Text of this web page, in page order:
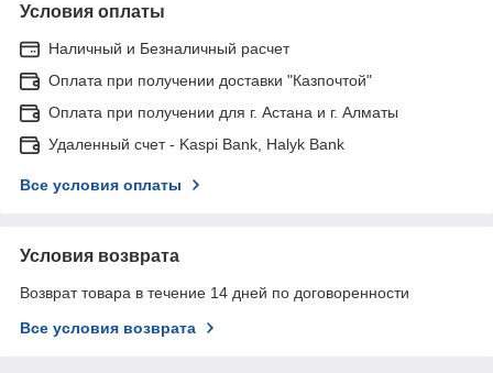
Условия оплаты
Наличный и Безналичный расчет
Оплата при получении доставки "Казпочтой"
Оплата при получении для г. Астана и г. Алматы
Удаленный счет - Kaspi Bank, Halyk Bank
Все условия оплаты
Условия возврата
Возврат товара в течение 14 дней по договоренности
Все условия возврата